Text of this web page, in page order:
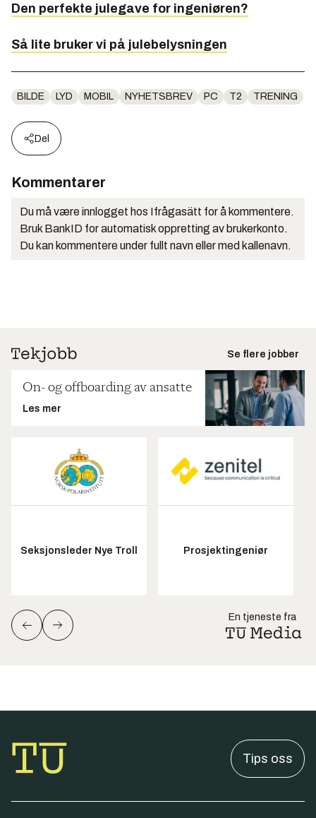
Den perfekte julegave for ingeniøren?
Så lite bruker vi på julebelysningen
BILDE LYD MOBIL NYHETSBREV PC T2 TRENING
Del
Kommentarer
Du må være innlogget hos Ifrågasätt for å kommentere.
Bruk BankID for automatisk oppretting av brukerkonto.
Du kan kommentere under fullt navn eller med kallenavn.
Se flere jobber
On- og offboarding av ansatte
Les mer
Seksjonsleder Nye Troll Prosjektingeniør
En tjeneste fra
Tips oss